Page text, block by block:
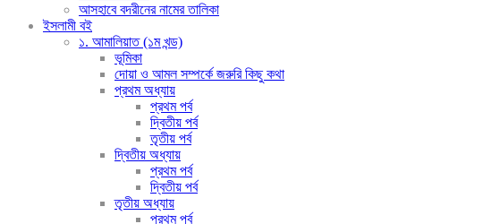
আসহাবে বদরীনের নামের তালিকা
ইসলামী বই
১. আমালিয়াত (১ম খন্ড)
ভূমিকা
দোয়া ও আমল সম্পর্কে জরুরি কিছু কথা
প্রথম অধ্যায়
প্রথম পর্ব
দ্বিতীয় পর্ব
তৃতীয় পর্ব
দ্বিতীয় অধ্যায়
প্রথম পর্ব
দ্বিতীয় পর্ব
তৃতীয় অধ্যায়
প্রথম পর্ব